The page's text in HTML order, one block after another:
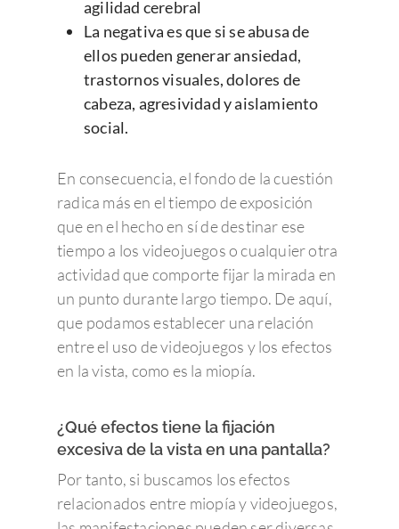
agilidad cerebral
La negativa es que si se abusa de
ellos pueden generar ansiedad,
trastornos visuales, dolores de
cabeza, agresividad y aislamiento
social.
En consecuencia, el fondo de la cuestión
radica más en el tiempo de exposición
que en el hecho en sí de destinar ese
tiempo a los videojuegos o cualquier otra
actividad que comporte fijar la mirada en
un punto durante largo tiempo. De aquí,
que podamos establecer una relación
entre el uso de videojuegos y los efectos
en la vista, como es la miopía.
¿Qué efectos tiene la fijación
excesiva de la vista en una pantalla?
Por tanto, si buscamos los efectos
relacionados entre miopía y videojuegos,